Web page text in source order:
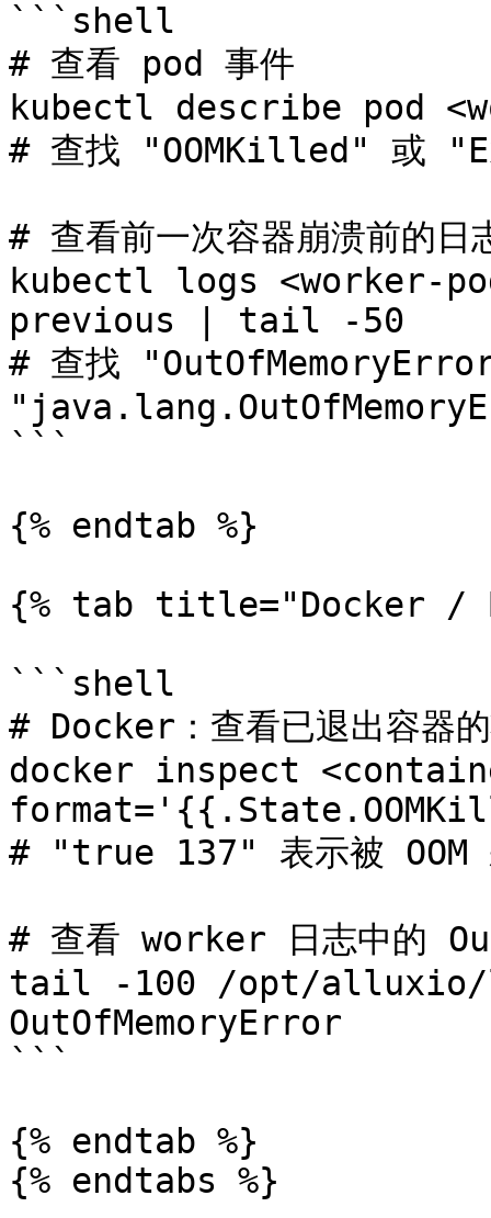
```shell
# 查看 pod 事件
kubectl describe pod
# 查找 "OOMKilled" 或
# 查看前一次容器崩溃前的日
kubectl logs <worker-
previous | tail -50
# 查找
```
{% endtab %}
{% tab title="Docker /
```shell
# Docker：查看已退出容器
docker inspect
# "true 137" 表示被 OOM
# 查看 worker 日志中的
tail -100 /opt/alluxio/
OutOfMemoryError
```
{% endtab %}
{% endtabs %}